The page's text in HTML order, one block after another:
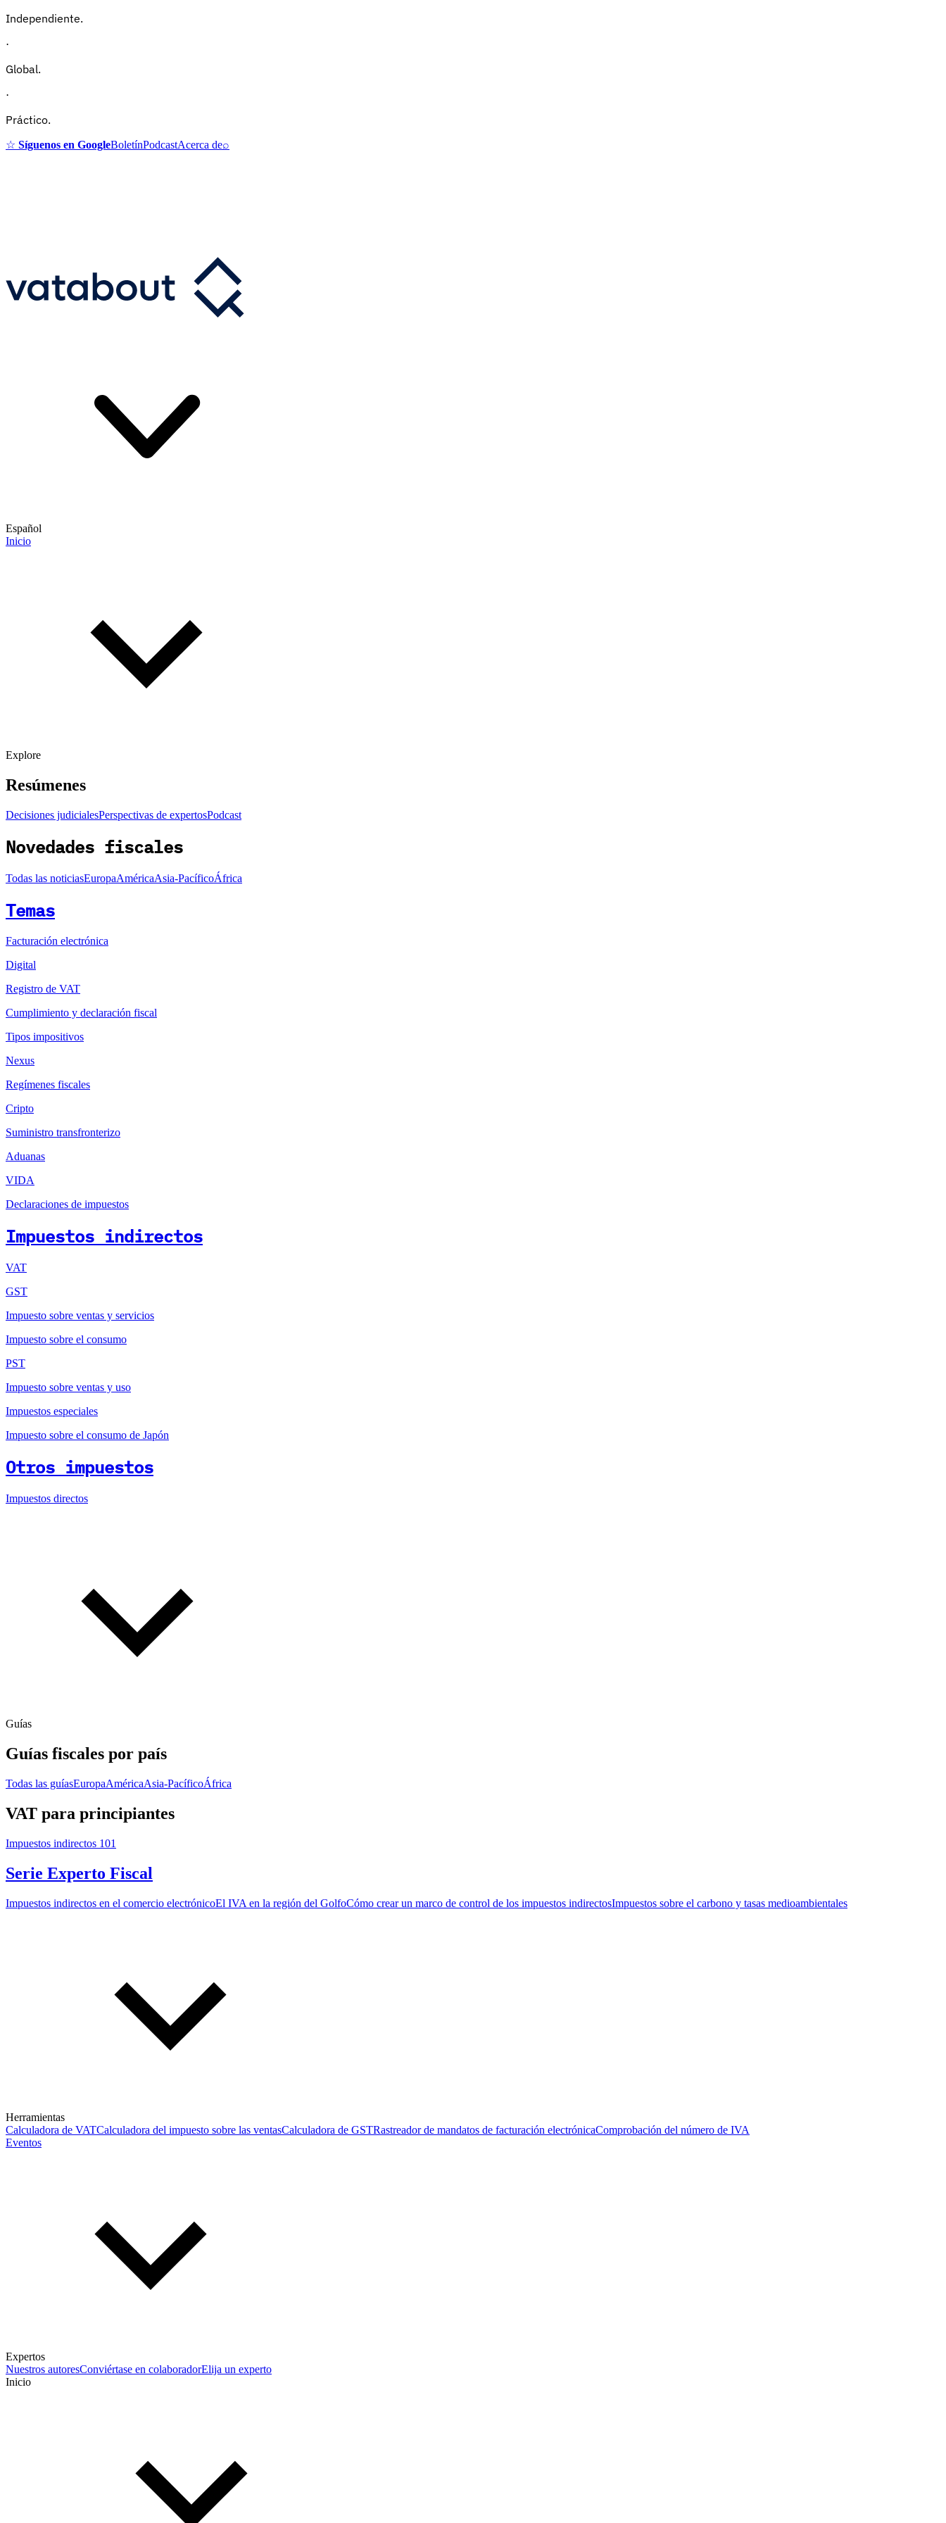
Independiente.
·
Global.
·
Práctico.
☆ Síguenos en GoogleBoletínPodcastAcerca de⌕
Español
Inicio
Explore
Resúmenes
Decisiones judicialesPerspectivas de expertosPodcast
Novedades fiscales
Todas las noticiasEuropaAméricaAsia-PacíficoÁfrica
Temas
Facturación electrónica
Digital
Registro de VAT
Cumplimiento y declaración fiscal
Tipos impositivos
Nexus
Regímenes fiscales
Cripto
Suministro transfronterizo
Aduanas
VIDA
Declaraciones de impuestos
Impuestos indirectos
VAT
GST
Impuesto sobre ventas y servicios
Impuesto sobre el consumo
PST
Impuesto sobre ventas y uso
Impuestos especiales
Impuesto sobre el consumo de Japón
Otros impuestos
Impuestos directos
Guías
Guías fiscales por país
Todas las guíasEuropaAméricaAsia-PacíficoÁfrica
VAT para principiantes
Impuestos indirectos 101
Serie Experto Fiscal
Impuestos indirectos en el comercio electrónicoEl IVA en la región del GolfoCómo crear un marco de control de los impuestos indirectosImpuestos sobre el carbono y tasas medioambientales
Herramientas
Calculadora de VATCalculadora del impuesto sobre las ventasCalculadora de GSTRastreador de mandatos de facturación electrónicaComprobación del número de IVA
Eventos
Expertos
Nuestros autoresConviértase en colaboradorElija un experto
Inicio